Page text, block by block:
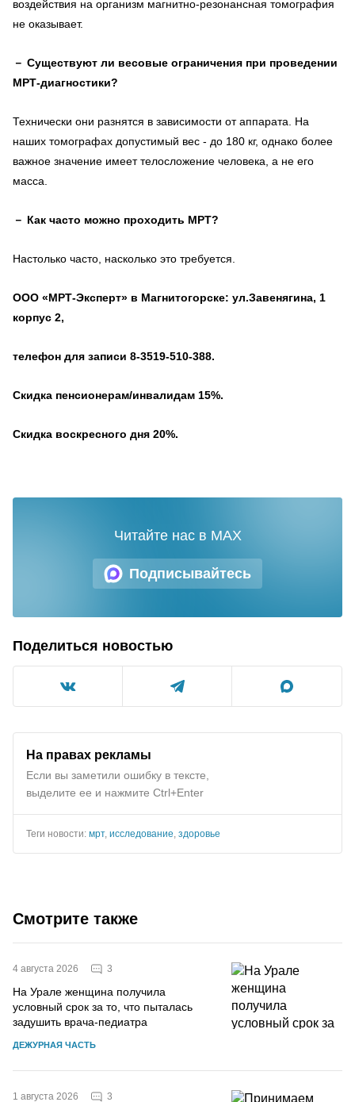
воздействия на организм магнитно-резонансная томография
не оказывает.
－ Существуют ли весовые ограничения при проведении
МРТ-диагностики?
Технически они разнятся в зависимости от аппарата. На
наших томографах допустимый вес - до 180 кг, однако более
важное значение имеет телосложение человека, а не его
масса.
－ Как часто можно проходить МРТ?
Настолько часто, насколько это требуется.
ООО «МРТ-Эксперт» в Магнитогорске: ул.Завенягина, 1
корпус 2,
телефон для записи 8-3519-510-388.
Скидка пенсионерам/инвалидам 15%.
Скидка воскресного дня 20%.
Подписывайтесь
Читайте нас в MAX
Поделиться новостью
На правах рекламы
Если вы заметили ошибку в тексте,
выделите ее и нажмите Ctrl+Enter
Теги новости: мрт, исследование, здоровье
Смотрите также
4 августа 2026 3
На Урале женщина получила
условный срок за то, что пыталась
задушить врача-педиатра
ДЕЖУРНАЯ ЧАСТЬ
1 августа 2026 3